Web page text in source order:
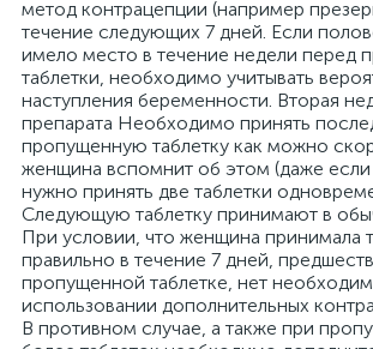
метод контрацепции (например
течение следующих 7 дней. Если
имело место в течение недели перед
таблетки, необходимо учитывать
наступления беременности. Вторая
препарата Необходимо принять
пропущенную таблетку как можно
женщина вспомнит об этом (даже если
нужно принять две таблетки
Следующую таблетку принимают в
При условии, что женщина принимала
правильно в течение 7 дней,
пропущенной таблетке, нет
использовании дополнительных
В противном случае, а также при